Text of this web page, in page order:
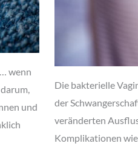
wenn
und
Die bakterielle
der
veränderten
Komplikationen